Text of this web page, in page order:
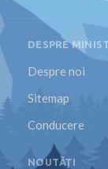
DESPRE
Despre noi
Sitemap
Conducere
NOUTĂȚI